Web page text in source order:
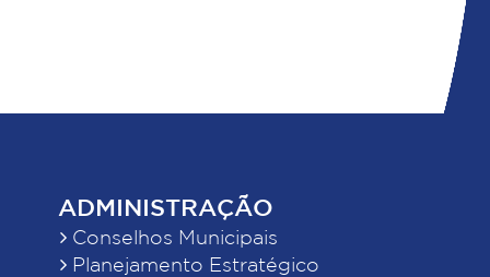
ADMINISTRAÇÃO
Conselhos Municipais
Planejamento Estratégico